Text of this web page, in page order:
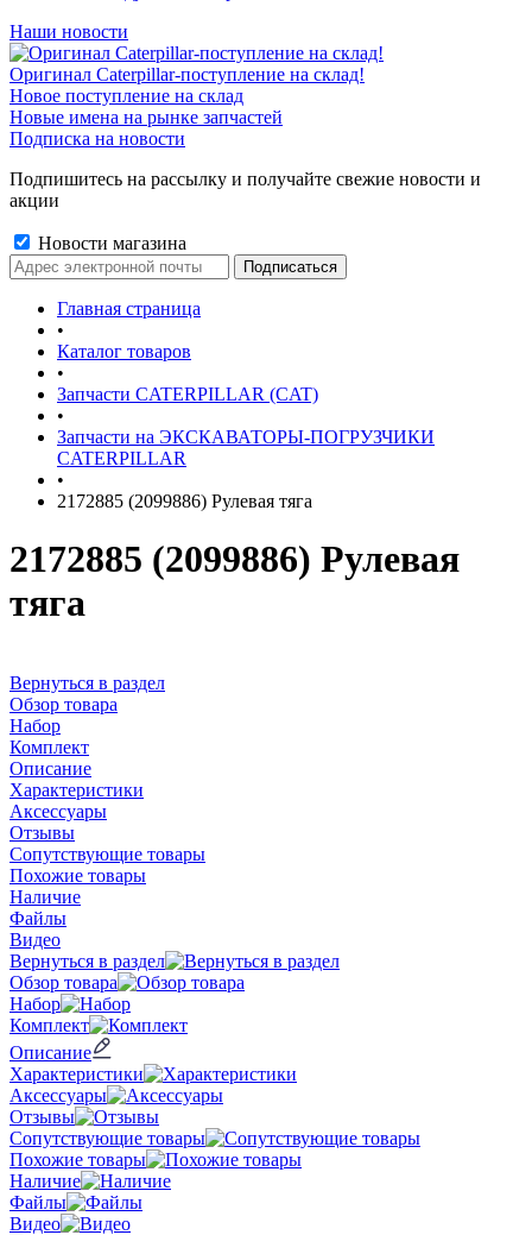
Наши новости
Оригинал Caterpillar-поступление на склад!
Новое поступление на склад
Новые имена на рынке запчастей
Подписка на новости
Подпишитесь на рассылку и получайте свежие новости и
акции
Новости магазина
Главная страница
•
Каталог товаров
•
Запчасти CATERPILLAR (CAT)
•
Запчасти на ЭКСКАВАТОРЫ-ПОГРУЗЧИКИ
CATERPILLAR
•
2172885 (2099886) Рулевая тяга
2172885 (2099886) Рулевая
тяга
Вернуться в раздел
Обзор товара
Набор
Комплект
Описание
Характеристики
Аксессуары
Отзывы
Сопутствующие товары
Похожие товары
Наличие
Файлы
Видео
Вернуться в раздел
Обзор товара
Набор
Комплект
Описание
Характеристики
Аксессуары
Отзывы
Сопутствующие товары
Похожие товары
Наличие
Файлы
Видео